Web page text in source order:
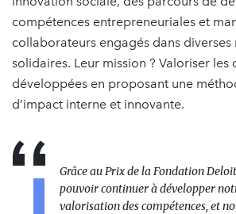
compétences entrepreneuriales et
collaborateurs engagés dans diverses
solidaires. Leur mission ? Valoriser les
développées en proposant une
d’impact interne et innovante.
Grâce au Prix de la Fondation
pouvoir continuer à développer
valorisation des compétences, et